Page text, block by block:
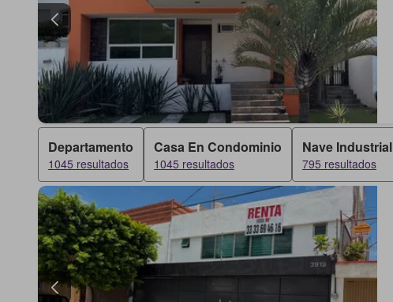
Departamento
1045 resultados
Casa En Condominio
1045 resultados
Nave Industrial
795 resultados